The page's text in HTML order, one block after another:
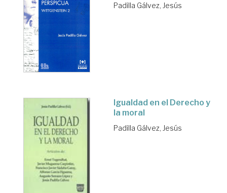
Padilla Gálvez, Jesús
Igualdad en el Derecho y
la moral
Padilla Gálvez, Jesús